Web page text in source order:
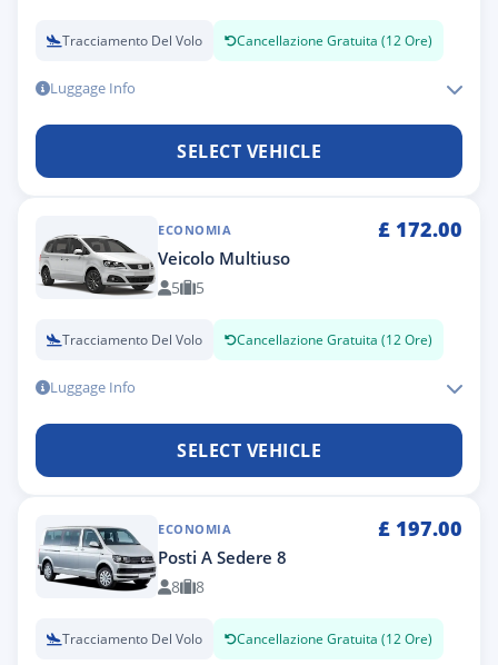
Tracciamento Del Volo Cancellazione Gratuita (12 Ore)
Luggage Info
SELECT VEHICLE
ECONOMIA £ 172.00
Veicolo Multiuso
5 5
Tracciamento Del Volo Cancellazione Gratuita (12 Ore)
Luggage Info
SELECT VEHICLE
ECONOMIA £ 197.00
Posti A Sedere 8
8 8
Tracciamento Del Volo Cancellazione Gratuita (12 Ore)